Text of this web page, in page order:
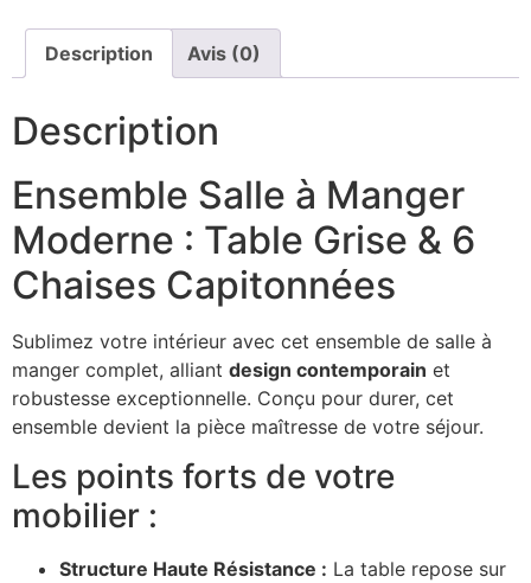
Description Avis (0)
Description
Ensemble Salle à Manger
Moderne : Table Grise & 6
Chaises Capitonnées
Sublimez votre intérieur avec cet ensemble de salle à
manger complet, alliant design contemporain et
robustesse exceptionnelle. Conçu pour durer, cet
ensemble devient la pièce maîtresse de votre séjour.
Les points forts de votre
mobilier :
Structure Haute Résistance : La table repose sur